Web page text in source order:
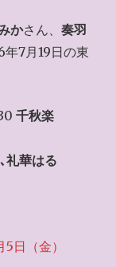
かさん、奏羽
7月19日の東
千秋楽
礼華はる
5日（金）